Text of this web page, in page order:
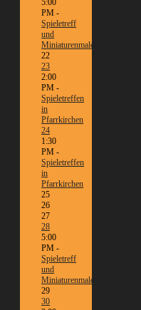
PM -
Spieletreff
und
Miniaturenmalen/Tabletop
22
23
2:00
PM -
Spieletreffen
in
Pfarrkirchen
24
1:30
PM -
Spieletreffen
in
Pfarrkirchen
25
26
27
28
5:00
PM -
Spieletreff
und
Miniaturenmalen/Tabletop
29
30